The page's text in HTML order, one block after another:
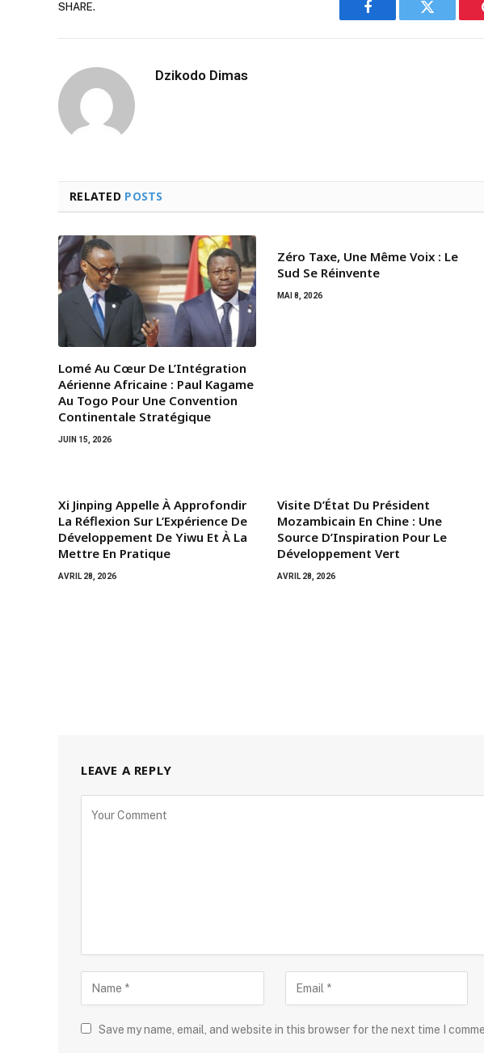
SHARE.
Facebook Twitter
Dzikodo Dimas
RELATED POSTS
Lomé Au Cœur De L’Intégration
Aérienne Africaine : Paul Kagame
Au Togo Pour Une Convention
Continentale Stratégique
JUIN 15, 2026
Zéro Taxe, Une Même Voix : Le
Sud Se Réinvente
MAI 8, 2026
Xi Jinping Appelle À Approfondir
La Réflexion Sur L’Expérience De
Développement De Yiwu Et À La
Mettre En Pratique
AVRIL 28, 2026
Visite D’État Du Président
Mozambicain En Chine : Une
Source D’Inspiration Pour Le
Développement Vert
AVRIL 28, 2026
LEAVE A REPLY
Save my name, email, and website in this browser for the next time I